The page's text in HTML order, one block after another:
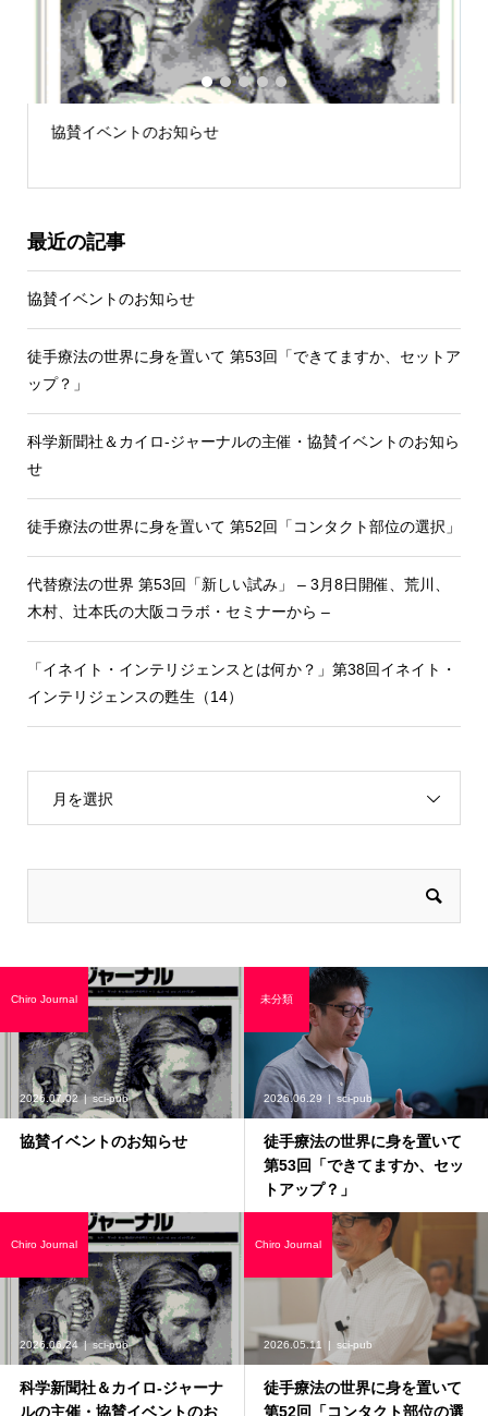
協賛イベントのお知らせ
1 2 3 4 5
最近の記事
協賛イベントのお知らせ
徒手療法の世界に身を置いて 第53回「できてますか、セットア
ップ？」
科学新聞社＆カイロ-ジャーナルの主催・協賛イベントのお知ら
せ
徒手療法の世界に身を置いて 第52回「コンタクト部位の選択」
代替療法の世界 第53回「新しい試み」 – 3月8日開催、荒川、
木村、辻本氏の大阪コラボ・セミナーから –
「イネイト・インテリジェンスとは何か？」第38回イネイト・
インテリジェンスの甦生（14）
月を選択
2026.07.02 sci-pub
協賛イベントのお知らせ
Chiro Journal
2026.06.29 sci-pub
徒手療法の世界に身を置いて
第53回「できてますか、セッ
トアップ？」
未分類
2026.06.24 sci-pub
科学新聞社＆カイロ-ジャーナ
ルの主催・協賛イベントのお
Chiro Journal
2026.05.11 sci-pub
徒手療法の世界に身を置いて
第52回「コンタクト部位の選
Chiro Journal